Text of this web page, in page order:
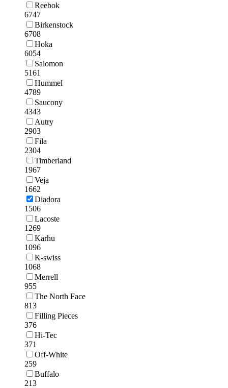
Reebok
6747
Birkenstock
6708
Hoka
6054
Salomon
5161
Hummel
4789
Saucony
4343
Autry
2903
Fila
2304
Timberland
1967
Veja
1662
Diadora
1506
Lacoste
1269
Karhu
1096
K-swiss
1068
Merrell
955
The North Face
813
Filling Pieces
376
Hi-Tec
371
Off-White
259
Buffalo
213